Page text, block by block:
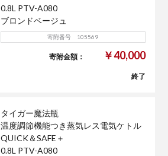
0.8L PTV-A080
ブロンドベージュ
寄附番号 105569
寄附金額： ￥40,000
終了
タイガー魔法瓶
温度調節機能つき蒸気レス電気ケトル
QUICK＆SAFE＋
0.8L PTV-A080